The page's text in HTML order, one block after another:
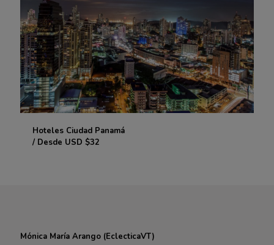
Hoteles Ciudad Panamá
Hoteles Ciudad Panamá
/ Desde USD $32
Mónica María Arango (EclecticaVT)